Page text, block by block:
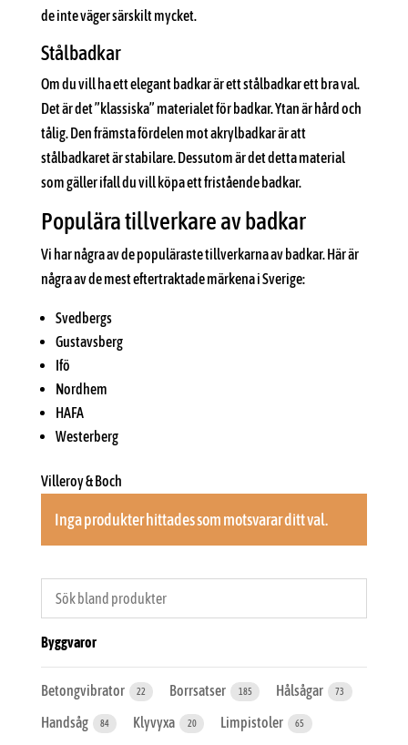
de inte väger särskilt mycket.
Stålbadkar
Om du vill ha ett elegant badkar är ett stålbadkar ett bra val.
Det är det ”klassiska” materialet för badkar. Ytan är hård och
tålig. Den främsta fördelen mot akrylbadkar är att
stålbadkaret är stabilare. Dessutom är det detta material
som gäller ifall du vill köpa ett fristående badkar.
Populära tillverkare av badkar
Vi har några av de populäraste tillverkarna av badkar. Här är
några av de mest eftertraktade märkena i Sverige:
Svedbergs
Gustavsberg
Ifö
Nordhem
HAFA
Westerberg
Villeroy & Boch
Inga produkter hittades som motsvarar ditt val.
Byggvaror
Betongvibrator 22 Borrsatser 185 Hålsågar 73
Handsåg 84 Klyvyxa 20 Limpistoler 65